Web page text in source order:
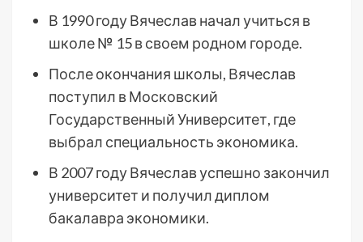
В 1990 году Вячеслав начал учиться в
школе № 15 в своем родном городе.
После окончания школы, Вячеслав
поступил в Московский
Государственный Университет, где
выбрал специальность экономика.
В 2007 году Вячеслав успешно закончил
университет и получил диплом
бакалавра экономики.